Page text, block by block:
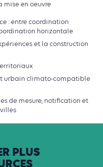
mise en oeuvre
: entre coordination
horizontale
et la construction
urbain climato-compatible
de mesure, notification et
PLUS